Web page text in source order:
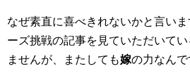
なぜ素直に喜べきれないかと言い
ーズ挑戦の記事を見ていただいて
ませんが、またしても嫁の力なんで